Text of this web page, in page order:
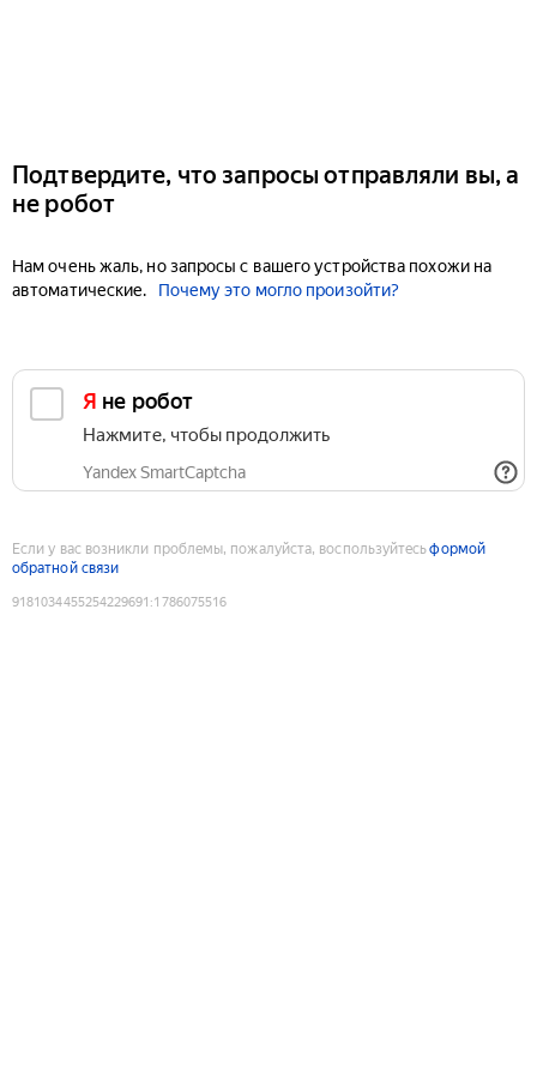
Подтвердите, что запросы отправляли вы, а
не робот
Нам очень жаль, но запросы с вашего устройства похожи на
автоматические.
Почему это могло произойти?
Я не робот
Нажмите, чтобы продолжить
Yandex SmartCaptcha
Если у вас возникли проблемы, пожалуйста, воспользуйтесьформой
обратной связи
9181034455254229691 :1786075516